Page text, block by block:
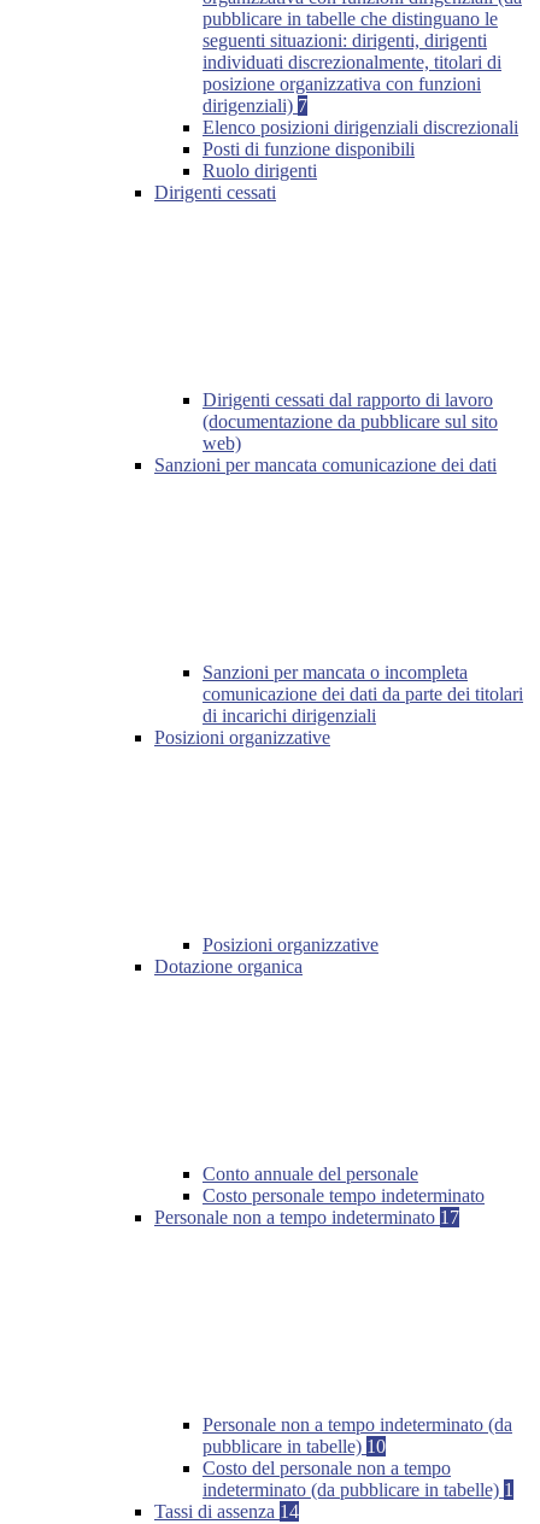
pubblicare in tabelle che distinguano le
seguenti situazioni: dirigenti, dirigenti
individuati discrezionalmente, titolari di
posizione organizzativa con funzioni
dirigenziali) 7
Elenco posizioni dirigenziali discrezionali
Posti di funzione disponibili
Ruolo dirigenti
Dirigenti cessati
Dirigenti cessati dal rapporto di lavoro
(documentazione da pubblicare sul sito
web)
Sanzioni per mancata comunicazione dei dati
Sanzioni per mancata o incompleta
comunicazione dei dati da parte dei titolari
di incarichi dirigenziali
Posizioni organizzative
Posizioni organizzative
Dotazione organica
Conto annuale del personale
Costo personale tempo indeterminato
Personale non a tempo indeterminato 17
Personale non a tempo indeterminato (da
pubblicare in tabelle) 10
Costo del personale non a tempo
indeterminato (da pubblicare in tabelle) 1
Tassi di assenza 14